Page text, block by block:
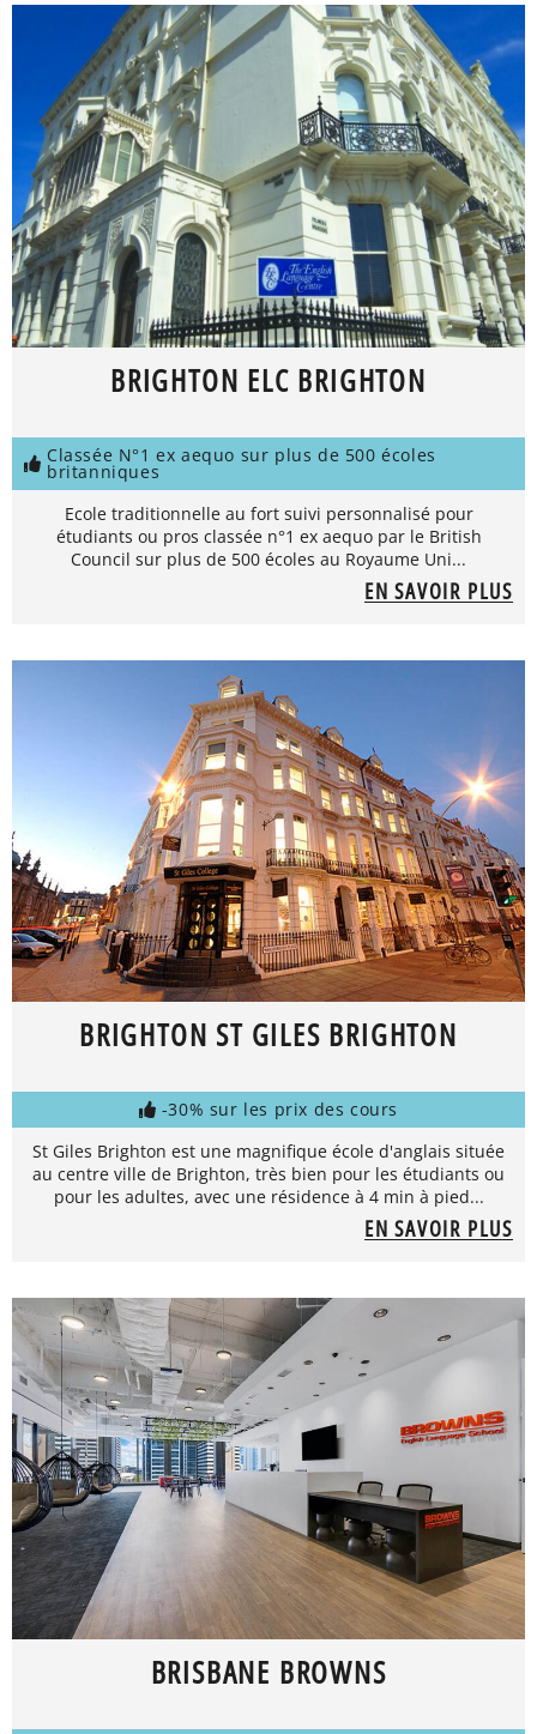
BRIGHTON ELC BRIGHTON
Classée N°1 ex aequo sur plus de 500 écoles
britanniques
Ecole traditionnelle au fort suivi personnalisé pour
étudiants ou pros classée n°1 ex aequo par le British
Council sur plus de 500 écoles au Royaume Uni...
EN SAVOIR PLUS
BRIGHTON ST GILES BRIGHTON
-30% sur les prix des cours
St Giles Brighton est une magnifique école d'anglais située
au centre ville de Brighton, très bien pour les étudiants ou
pour les adultes, avec une résidence à 4 min à pied...
EN SAVOIR PLUS
BRISBANE BROWNS